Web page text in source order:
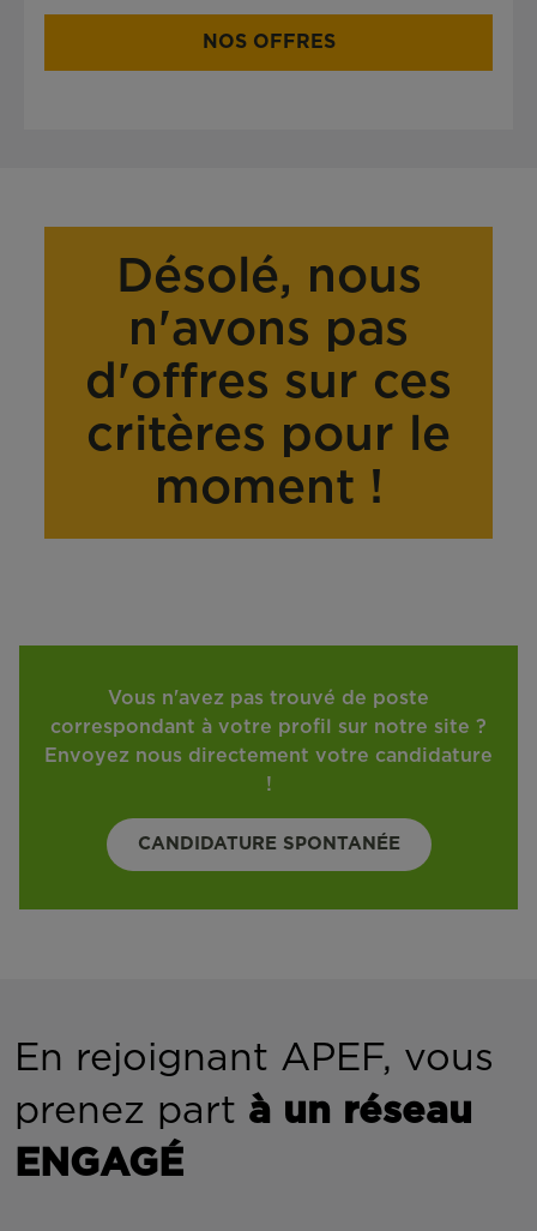
NOS OFFRES
Désolé, nous
n'avons pas
d'offres sur ces
critères pour le
moment !
Vous n'avez pas trouvé de poste
correspondant à votre profil sur notre site ?
Envoyez nous directement votre candidature
!
CANDIDATURE SPONTANÉE
En rejoignant APEF, vous
prenez part à un réseau
ENGAGÉ